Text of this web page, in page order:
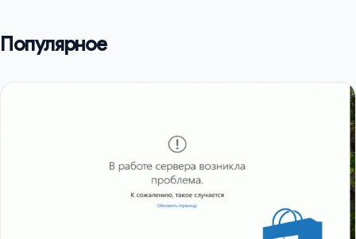
Популярное